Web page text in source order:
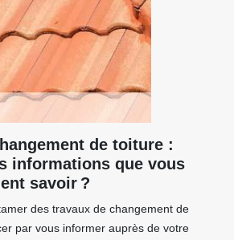
de toiture :
informations que vous
savoir ?
des travaux de changement de
par vous informer auprès de votre